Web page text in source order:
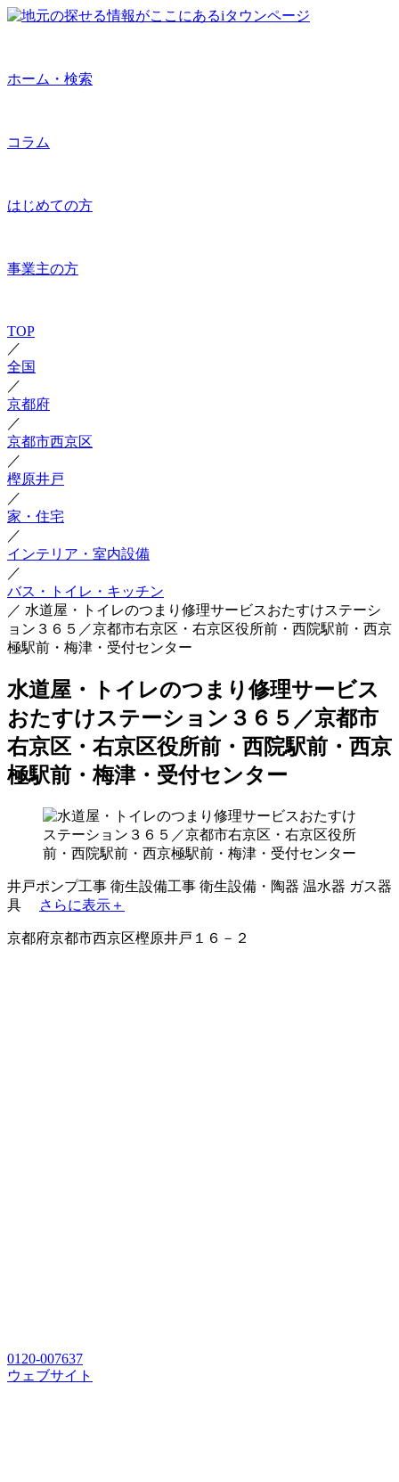
ホーム・検索
コラム
はじめての方
事業主の方
TOP
／
全国
／
京都府
／
京都市西京区
／
樫原井戸
／
家・住宅
／
インテリア・室内設備
／
バス・トイレ・キッチン
／ 水道屋・トイレのつまり修理サービスおたすけステーシ
ョン３６５／京都市右京区・右京区役所前・西院駅前・西京
極駅前・梅津・受付センター
水道屋・トイレのつまり修理サービス
おたすけステーション３６５／京都市
右京区・右京区役所前・西院駅前・西京
極駅前・梅津・受付センター
井戸ポンプ工事 衛生設備工事 衛生設備・陶器 温水器 ガス器
具
さらに表示＋
京都府京都市西京区樫原井戸１６－２
0120-007637
ウェブサイト